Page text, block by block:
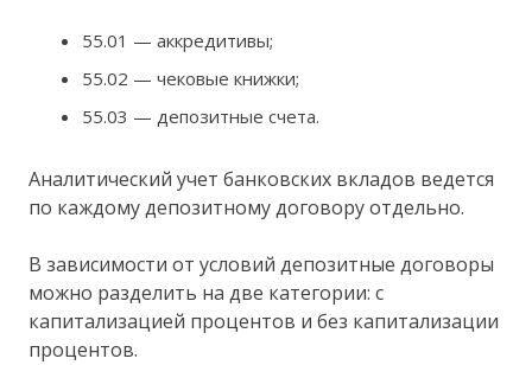
55.01 — аккредитивы;
55.02 — чековые книжки;
55.03 — депозитные счета.
Аналитический учет банковских вкладов ведется
по каждому депозитному договору отдельно.
В зависимости от условий депозитные договоры
можно разделить на две категории: с
капитализацией процентов и без капитализации
процентов.